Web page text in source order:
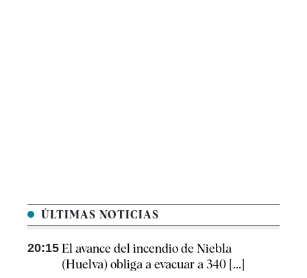
ÚLTIMAS NOTICIAS
20:15 El avance del incendio de Niebla
(Huelva) obliga a evacuar a 340 [...]